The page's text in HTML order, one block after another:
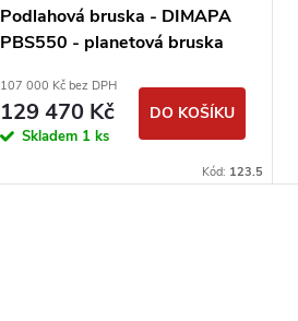
Podlahová bruska - DIMAPA
PBS550 - planetová bruska
107 000 Kč bez DPH
129 470 Kč
Skladem 1 ks
DO KOŠÍKU
Kód: 123.5